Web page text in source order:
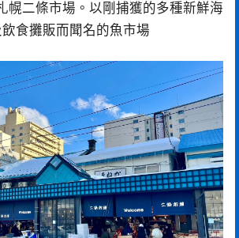
幌二條市場。以剛捕獲的多種新鮮海
飲食攤販而聞名的魚市場